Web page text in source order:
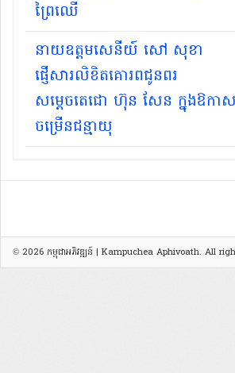
ព្រៃឈើ
នាយឧត្តមសេនីយ៍ សៅ សុខា
ផ្ញើសារលិខិតគោរពជូនពរ
សម្ដេចតេជោ ហ៊ុន សែន ក្នុងឱកាស
ចម្រើនជន្មាយុ
© 2026 កម្ពុជាអភិវឌ្ឍន៍ | Kampuchea Aphivoath. All